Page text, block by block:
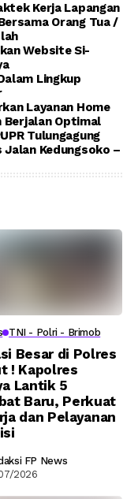
Kerja Lapangan
Orang Tua /
Website Si-
Lingkup
Layanan Home
Berjalan Optimal
Tulungagung
Jalan Kedungsoko –
TNI - Polri - Brimob
Besar di Polres
! Kapolres
Lantik 5
Baru, Perkuat
dan Pelayanan
FP News
2026